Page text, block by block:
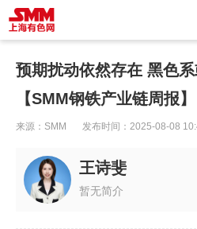
预期扰动依然存在 黑色
【SMM钢铁产业链周报】
来源： SMM 发布时间： 2025-08-08
王诗斐
暂无简介